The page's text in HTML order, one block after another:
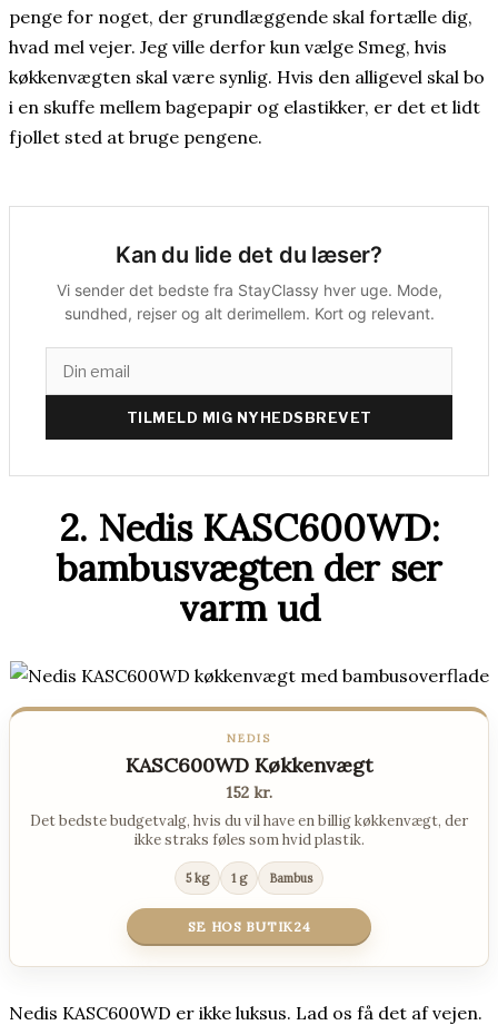
penge for noget, der grundlæggende skal fortælle dig,
hvad mel vejer. Jeg ville derfor kun vælge Smeg, hvis
køkkenvægten skal være synlig. Hvis den alligevel skal bo
i en skuffe mellem bagepapir og elastikker, er det et lidt
fjollet sted at bruge pengene.
Kan du lide det du læser?
Vi sender det bedste fra StayClassy hver uge. Mode,
sundhed, rejser og alt derimellem. Kort og relevant.
TILMELD MIG NYHEDSBREVET
2. Nedis KASC600WD:
bambusvægten der ser
varm ud
NEDIS
KASC600WD Køkkenvægt
152 kr.
Det bedste budgetvalg, hvis du vil have en billig køkkenvægt, der
ikke straks føles som hvid plastik.
5 kg 1 g Bambus
SE HOS BUTIK24
Nedis KASC600WD er ikke luksus. Lad os få det af vejen.